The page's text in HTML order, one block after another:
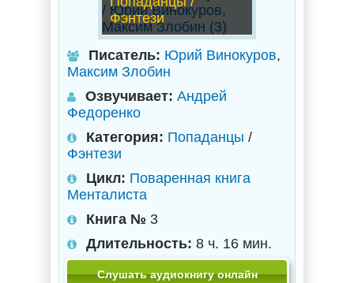
Фэнтези
Писатель: Юрий Винокуров,
Максим Злобин
Озвучивает: Андрей
Федоренко
Категория: Попаданцы /
Фэнтези
Цикл: Поваренная книга
Менталиста
Книга № 3
Длительность: 8 ч. 16 мин.
Слушать аудиокнигу онлайн